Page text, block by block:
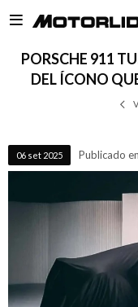

PORSCHE 911
DEL ÍCONO
06 set 2025 Publicado